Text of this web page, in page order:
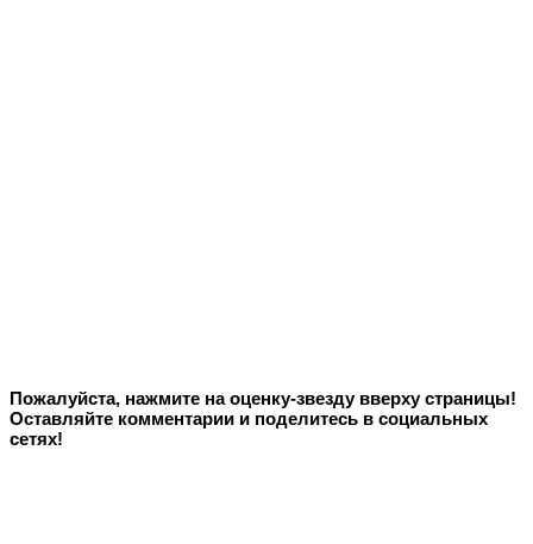
Пожалуйста, нажмите на оценку-звезду вверху страницы!
Оставляйте комментарии и поделитесь в социальных
сетях!